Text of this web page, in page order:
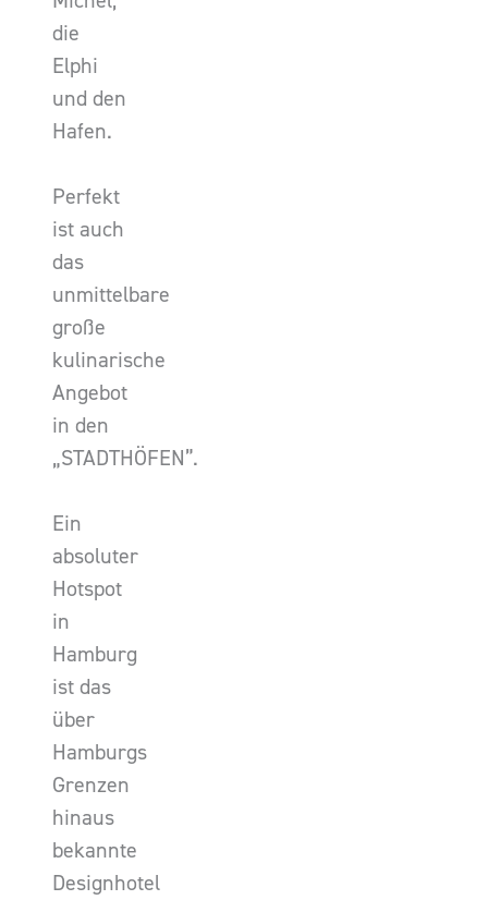
die
Elphi
und den
Hafen.
Perfekt
ist auch
das
unmittelbare
große
kulinarische
Angebot
in den
„STADTHÖFEN”.
Ein
absoluter
Hotspot
in
Hamburg
ist das
über
Hamburgs
Grenzen
hinaus
bekannte
Designhotel